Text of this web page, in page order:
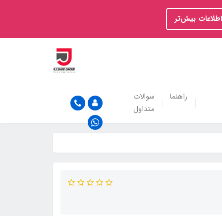
اطلاعات بیش‌تر
راهنما
سوالات
متداول